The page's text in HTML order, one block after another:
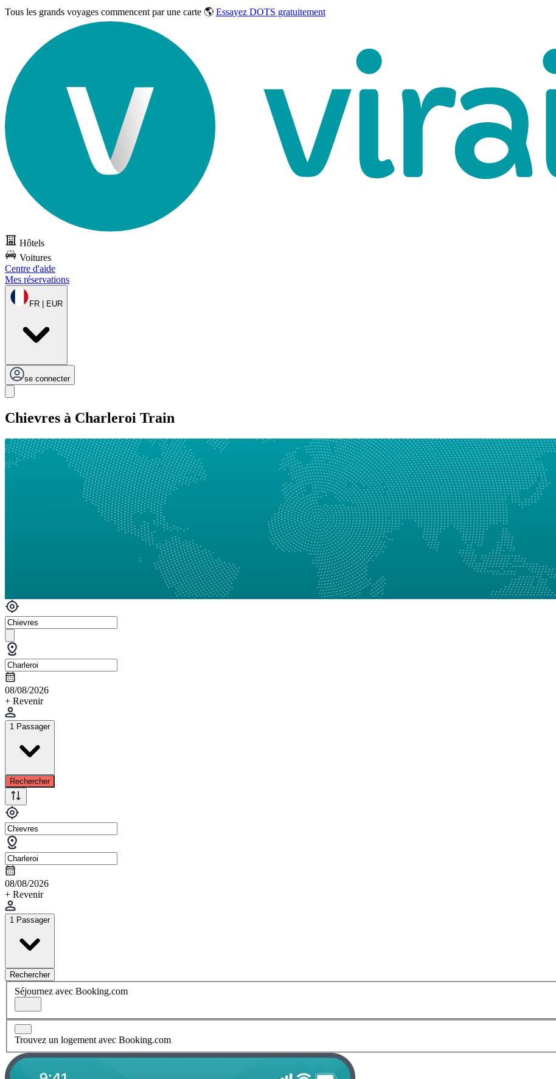
Tous les grands voyages commencent par une carte 🌎 Essayez DOTS gratuitement
Hôtels
Voitures
Centre d'aide
Mes réservations
FR | EUR
se connecter
Chievres à Charleroi Train
08/08/2026
+ Revenir
1 Passager
Rechercher
08/08/2026
+ Revenir
1 Passager
Rechercher
Séjournez avec Booking.com
Trouvez un logement avec Booking.com